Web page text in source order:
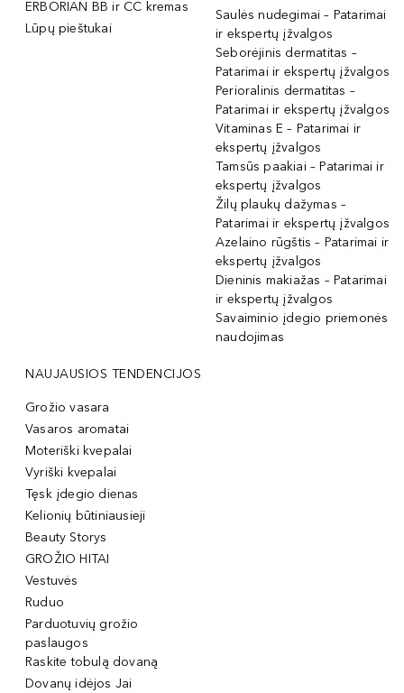
ERBORIAN BB ir CC kremas
Lūpų pieštukai
Saulės nudegimai – Patarimai
ir ekspertų įžvalgos
Seborėjinis dermatitas –
Patarimai ir ekspertų įžvalgos
Perioralinis dermatitas –
Patarimai ir ekspertų įžvalgos
Vitaminas E – Patarimai ir
ekspertų įžvalgos
Tamsūs paakiai – Patarimai ir
ekspertų įžvalgos
Žilų plaukų dažymas –
Patarimai ir ekspertų įžvalgos
Azelaino rūgštis – Patarimai ir
ekspertų įžvalgos
Dieninis makiažas – Patarimai
ir ekspertų įžvalgos
Savaiminio įdegio priemonės
naudojimas
NAUJAUSIOS TENDENCIJOS
Grožio vasara
Vasaros aromatai
Moteriški kvepalai
Vyriški kvepalai
Tęsk įdegio dienas
Kelionių būtiniausieji
Beauty Storys
GROŽIO HITAI
Vestuvės
Ruduo
Parduotuvių grožio
paslaugos
Raskite tobulą dovaną
Dovanų idėjos Jai